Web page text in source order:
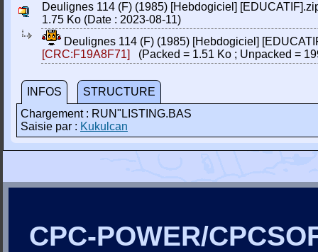
Deulignes 114 (F) (1985) [Hebdogiciel]
1.75 Ko (Date : 2023-08-11)
Deulignes 114 (F) (1985) [Hebdogiciel]
[CRC:F19A8F71]
(Packed = 1.51 Ko ; Unpacked =
INFOS
STRUCTURE
Chargement : RUN"LISTING.BAS
Saisie par : Kukulcan
CPC-POWER/